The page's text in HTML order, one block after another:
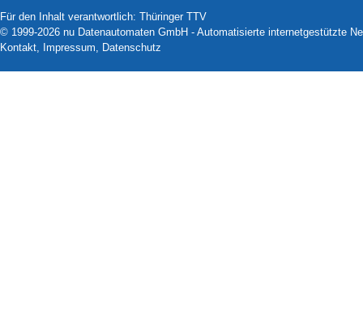
Für den Inhalt verantwortlich: Thüringer TTV
© 1999-2026 nu Datenautomaten GmbH - Automatisierte internetgestützte
Kontakt, Impressum, Datenschutz